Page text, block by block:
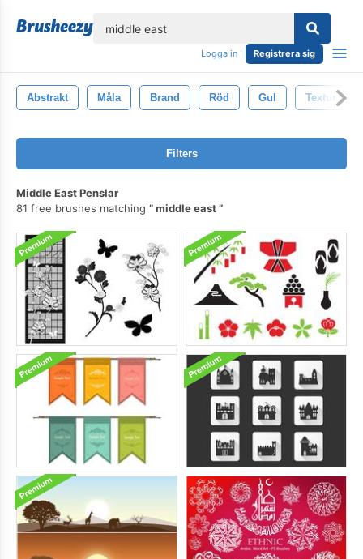
Logga in Registrera sig
Abstrakt Måla Brand Röd Gul Textur
Filters
Middle East Penslar
81 free brushes matching
middle east